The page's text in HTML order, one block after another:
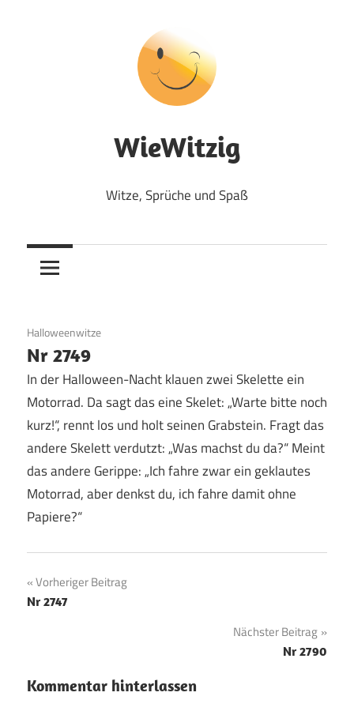
WieWitzig
Witze, Sprüche und Spaß
19. August 2017
Halloweenwitze
Nr 2749
In der Halloween-Nacht klauen zwei Skelette ein
Motorrad. Da sagt das eine Skelet: „Warte bitte noch
kurz!“, rennt los und holt seinen Grabstein. Fragt das
andere Skelett verdutzt: „Was machst du da?“ Meint
das andere Gerippe: „Ich fahre zwar ein geklautes
Motorrad, aber denkst du, ich fahre damit ohne
Papiere?“
Beitragsnavigation
Vorheriger Beitrag
Nr 2747
Nächster Beitrag
Nr 2790
Kommentar hinterlassen